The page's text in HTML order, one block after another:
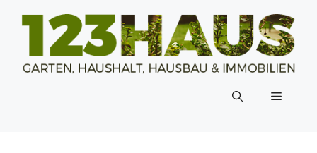
Inhalt
Menü